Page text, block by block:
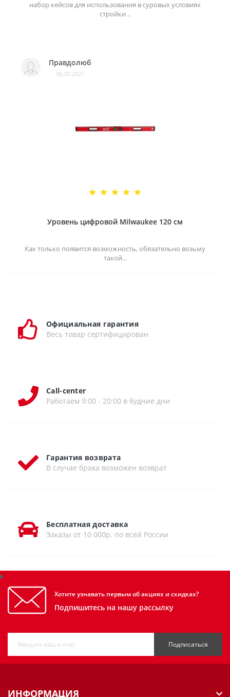
набор кейсов для использования в суровых условиях
стройки ..
Правдолюб
06.07.2021
Уровень цифровой Milwaukee 120 см
Как только появится возможность, обязательно возьму
такой...
Официальная гарантия
Весь товар сертифицирован
Call-center
Работаем 9:00 - 20:00 в будние дни
Гарантия возврата
В случае брака возможен возврат
Бесплатная доставка
Заказы от 10 000р. по всей России
Хотите узнавать первым об акциях и скидках?
Подпишитесь на нашу рассылку
Подписаться
ИНФОРМАЦИЯ